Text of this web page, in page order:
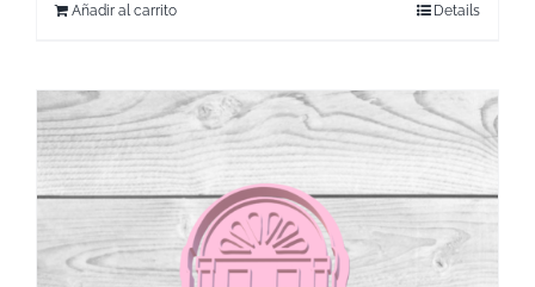
Añadir al carrito Details